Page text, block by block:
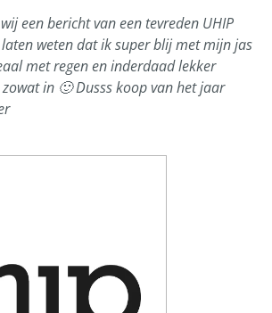
een bericht van een tevreden UHIP
weten dat ik super blij met mijn jas
met regen en inderdaad lekker
in 🙂Dusss koop van het jaar